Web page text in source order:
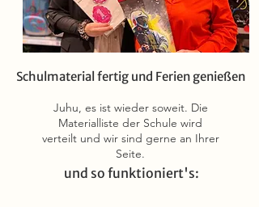
Schulmaterial fertig und Ferien genießen
Juhu, es ist wieder soweit. Die
Materialliste der Schule wird
verteilt und wir sind gerne an Ihrer
Seite.
und so funktioniert's: